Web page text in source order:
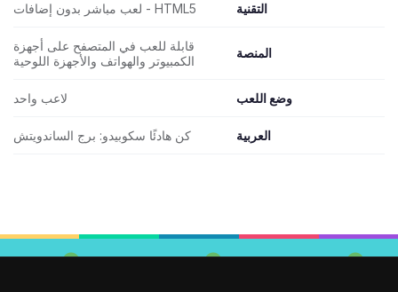
التقنية HTML5 - لعب مباشر بدون إضافات
المنصة
قابلة للعب في المتصفح على أجهزة
الكمبيوتر والهواتف والأجهزة اللوحية
وضع اللعب لاعب واحد
العربية كن هادئًا سكوبيدو: برج الساندويتش